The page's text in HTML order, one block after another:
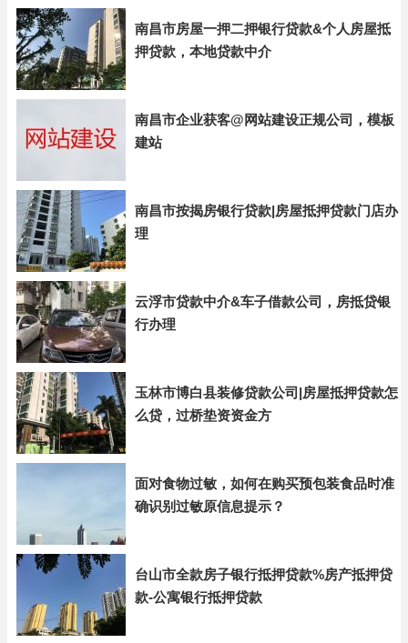
南昌市房屋一押二押银行贷款&个人房屋抵
押贷款，本地贷款中介
南昌市企业获客@网站建设正规公司，模板
建站
南昌市按揭房银行贷款|房屋抵押贷款门店办
理
云浮市贷款中介&车子借款公司，房抵贷银
行办理
玉林市博白县装修贷款公司|房屋抵押贷款怎
么贷，过桥垫资资金方
面对食物过敏，如何在购买预包装食品时准
确识别过敏原信息提示？
台山市全款房子银行抵押贷款%房产抵押贷
款-公寓银行抵押贷款